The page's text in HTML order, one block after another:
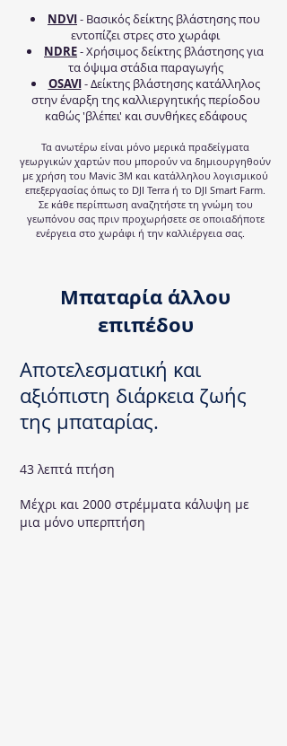
NDVI- Βασικός δείκτης βλάστησης που
εντοπίζει στρες στο χωράφι
NDRE- Χρήσιμος δείκτης βλάστησης για
τα όψιμα στάδια παραγωγής
OSAVI- Δείκτης βλάστησης κατάλληλος
στην έναρξη της καλλιεργητικής περίοδου
καθώς 'βλέπει' και συνθήκες εδάφους
Τα ανωτέρω είναι μόνο μερικά πραδείγματα
γεωργικών χαρτών που μπορούν να δημιουργηθούν
με χρήση του Μavic 3Μ και κατάλληλου λογισμικού
επεξεργασίας όπως το DJI Terra ή το DJI Smart Farm.
Σε κάθε περίπτωση αναζητήστε τη γνώμη του
γεωπόνου σας πριν προχωρήσετε σε οποιαδήποτε
ενέργεια στο χωράφι ή την καλλιέργεια σας.
Μπαταρία άλλου
επιπέδου
Αποτελεσματική και
αξιόπιστη διάρκεια ζωής
της μπαταρίας.
43 λεπτά πτήση
Μέχρι και 2000 στρέμματα κάλυψη με
μια μόνο υπερπτήση